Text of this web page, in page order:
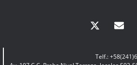
Telf.: